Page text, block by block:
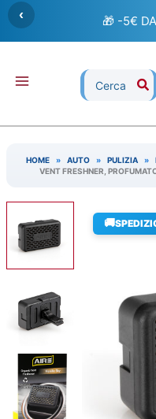
Vai
contenuto
‹ 🎁 -5€
Ricerca
per:
HOME » AUTO » PULIZIA »
VENT FRESHNER,
🚚